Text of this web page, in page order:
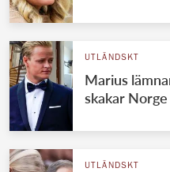
UTLÄNDSKT
Marius
skakar Norge
UTLÄNDSKT